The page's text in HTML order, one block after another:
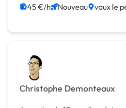
Stockage et sauvegarde
45 €/h Nouveau vaux le
Christophe Demonteaux